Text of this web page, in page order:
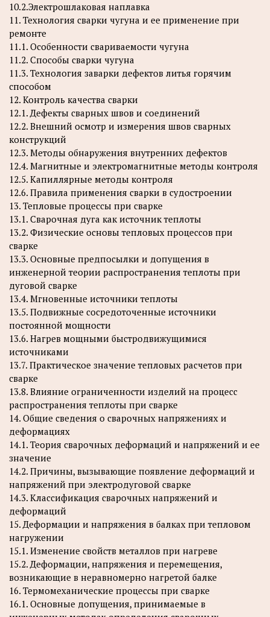
10.2.Электрошлаковая наплавка
11. Технология сварки чугуна и ее применение при
ремонте
11.1. Особенности свариваемости чугуна
11.2. Способы сварки чугуна
11.3. Технология заварки дефектов литья горячим
способом
12. Контроль качества сварки
12.1. Дефекты сварных швов и соединений
12.2. Внешний осмотр и измерения швов сварных
конструкций
12.3. Методы обнаружения внутренних дефектов
12.4. Магнитные и электромагнитные методы контроля
12.5. Капиллярные методы контроля
12.6. Правила применения сварки в судостроении
13. Тепловые процессы при сварке
13.1. Сварочная дуга как источник теплоты
13.2. Физические основы тепловых процессов при
сварке
13.3. Основные предпосылки и допущения в
инженерной теории распространения теплоты при
дуговой сварке
13.4. Мгновенные источники теплоты
13.5. Подвижные сосредоточенные источники
постоянной мощности
13.6. Нагрев мощными быстродвижущимися
источниками
13.7. Практическое значение тепловых расчетов при
сварке
13.8. Влияние ограниченности изделий на процесс
распространения теплоты при сварке
14. Общие сведения о сварочных напряжениях и
деформациях
14.1. Теория сварочных деформаций и напряжений и ее
значение
14.2. Причины, вызывающие появление деформаций и
напряжений при электродуговой сварке
14.3. Классификация сварочных напряжений и
деформаций
15. Деформации и напряжения в балках при тепловом
нагружении
15.1. Изменение свойств металлов при нагреве
15.2. Деформации, напряжения и перемещения,
возникающие в неравномерно нагретой балке
16. Термомеханические процессы при сварке
16.1. Основные допущения, принимаемые в